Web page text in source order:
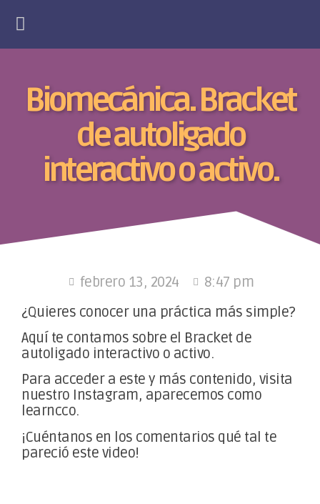
Biomecánica. Bracket
de autoligado
interactivo o activo.
febrero 13, 2024
8:47 pm
¿Quieres conocer una práctica más simple?
Aquí te contamos sobre el Bracket de
autoligado interactivo o activo.
Para acceder a este y más contenido, visita
nuestro Instagram, aparecemos como
learncco.
¡Cuéntanos en los comentarios qué tal te
pareció este video!